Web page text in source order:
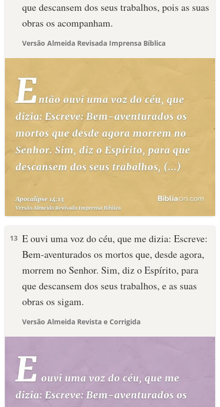
que descansem dos seus trabalhos, pois as suas
obras os acompanham.
Versão Almeida Revisada Imprensa Bíblica
13 E ouvi uma voz do céu, que me dizia: Escreve:
Bem-aventurados os mortos que, desde agora,
morrem no Senhor. Sim, diz o Espírito, para
que descansem dos seus trabalhos, e as suas
obras os sigam.
Versão Almeida Revista e Corrigida